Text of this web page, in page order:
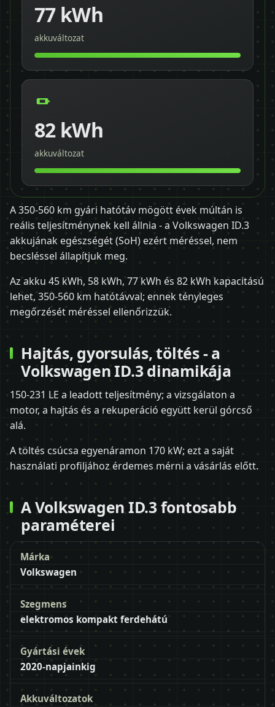
77 kWh
akkuváltozat
82 kWh
akkuváltozat
A 350-560 km gyári hatótáv mögött évek múltán is
reális teljesítménynek kell állnia - a Volkswagen ID.3
akkujának egészségét (SoH) ezért méréssel, nem
becsléssel állapítjuk meg.
Az akku 45 kWh, 58 kWh, 77 kWh és 82 kWh kapacitású
lehet, 350-560 km hatótávval; ennek tényleges
megőrzését méréssel ellenőrizzük.
Hajtás, gyorsulás, töltés - a
Volkswagen ID.3 dinamikája
150-231 LE a leadott teljesítmény; a vizsgálaton a
motor, a hajtás és a rekuperáció együtt kerül górcső
alá.
A töltés csúcsa egyenáramon 170 kW; ezt a saját
használati profiljához érdemes mérni a vásárlás előtt.
A Volkswagen ID.3 fontosabb
paraméterei
Márka
Volkswagen
Szegmens
elektromos kompakt ferdehátú
Gyártási évek
2020-napjainkig
Akkuváltozatok